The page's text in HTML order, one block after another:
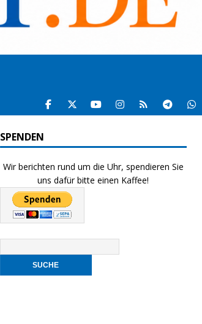
SPENDEN
Wir berichten rund um die Uhr, spendieren Sie
uns dafür bitte einen Kaffee!